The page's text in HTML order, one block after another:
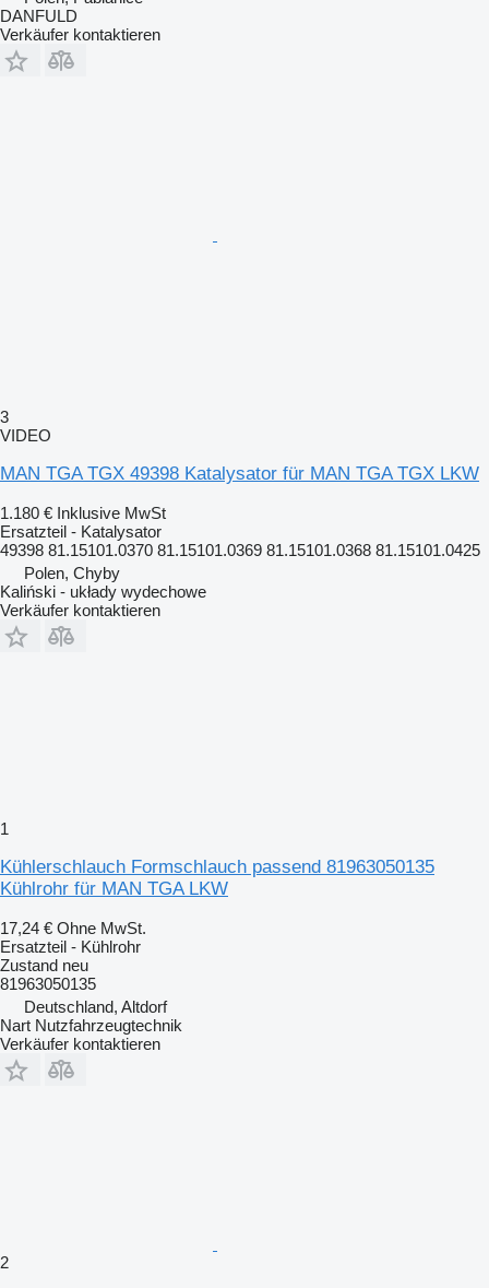
DANFULD
Verkäufer kontaktieren
3
VIDEO
MAN TGA TGX 49398 Katalysator für MAN TGA TGX LKW
1.180 € Inklusive MwSt
Ersatzteil - Katalysator
49398 81.15101.0370 81.15101.0369 81.15101.0368 81.15101.0425
Polen, Chyby
Kaliński - układy wydechowe
Verkäufer kontaktieren
1
Kühlerschlauch Formschlauch passend 81963050135
Kühlrohr für MAN TGA LKW
17,24 € Ohne MwSt.
Ersatzteil - Kühlrohr
Zustand neu
81963050135
Deutschland, Altdorf
Nart Nutzfahrzeugtechnik
Verkäufer kontaktieren
2